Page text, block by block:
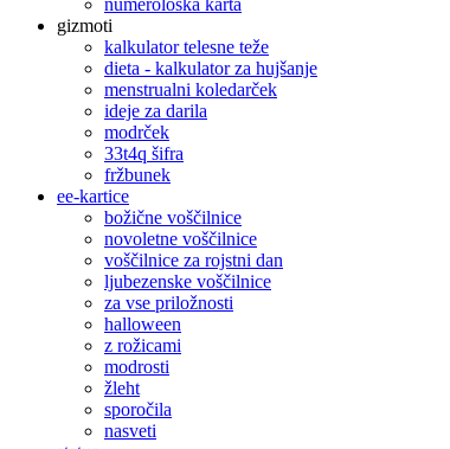
numerološka karta
gizmoti
kalkulator telesne teže
dieta - kalkulator za hujšanje
menstrualni koledarček
ideje za darila
modrček
33t4q šifra
fržbunek
ee-kartice
božične voščilnice
novoletne voščilnice
voščilnice za rojstni dan
ljubezenske voščilnice
za vse priložnosti
halloween
z rožicami
modrosti
žleht
sporočila
nasveti